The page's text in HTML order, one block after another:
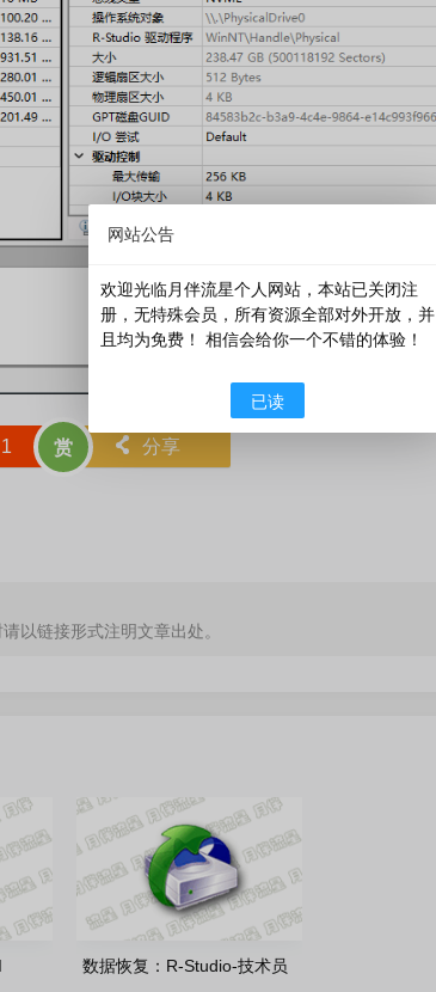
1 赏 󰄯 分享
以链接形式注明文章出处。
数据恢复：R-Studio-技术员
网站公告
欢迎光临月伴流星个人网站，本站已关闭注
册，无特殊会员，所有资源全部对外开放，并
且均为免费！ 相信会给你一个不错的体验！
已读